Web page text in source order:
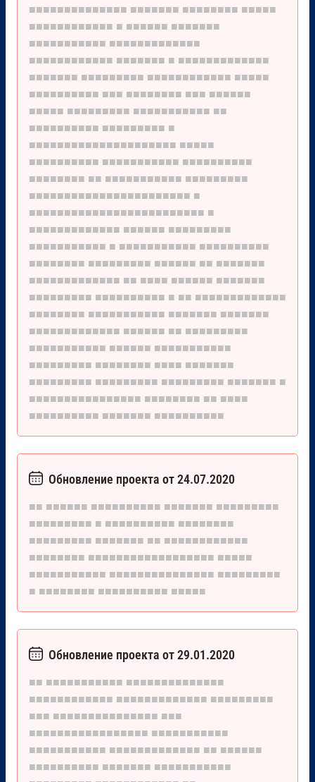
■■■■■■■■■■■■■■ ■■■■■■■ ■■■■■■■■ ■■■■■
■■■■■■■■■■■■ ■ ■■■■■■ ■■■■■■■
■■■■■■■■■■■ ■■■■■■■■■■■■■
■■■■■■■■■■■■ ■■■■■■■ ■ ■■■■■■■■■■■■■
■■■■■■■ ■■■■■■■■■ ■■■■■■■■■■■■ ■■■■■
■■■■■■■■■■ ■■■ ■■■■■■■■ ■■■ ■■■■■■
■■■■■ ■■■■■■■■■ ■■■■■■■■■■■ ■■
■■■■■■■■■■ ■■■■■■■■■ ■
■■■■■■■■■■■■■■■■■■■■■ ■■■■■
■■■■■■■■■■ ■■■■■■■■■■■ ■■■■■■■■■■
■■■■■■■■ ■■ ■■■■■■■■■■■ ■■■■■■■■■
■■■■■■■■■■■■■■■■■■■■■■■ ■
■■■■■■■■■■■■■■■■■■■■■■■■■ ■
■■■■■■■■■■■■■ ■■■■■■ ■■■■■■■■■
■■■■■■■■■■■ ■ ■■■■■■■■■■■ ■■■■■■■■■■
■■■■■■■■ ■■■■■■■■■ ■■■■■■ ■■ ■■■■■■■
■■■■■■■■■■■■■ ■■ ■■■■ ■■■■■■ ■■■■■■■
■■■■■■■■■ ■■■■■■■■■■ ■ ■■ ■■■■■■■■■■■■■
■■■■■■■■ ■■■■■■■■■■■ ■■■■■■■ ■■■■■■■
■■■■■■■■■■■■■ ■■■■■■ ■■ ■■■■■■■■■
■■■■■■■■■■■ ■■■■■■ ■■■■■■■■■■■
■■■■■■■■■ ■■■■■■■■ ■■■■ ■■■■■■■
■■■■■■■■■ ■■■■■■■■■ ■■■■■■■■■ ■■■■■■■ ■
■■■■■■■■■■■■■■■■ ■■■■■■■■ ■■ ■■■■
■■■■■■■■■■ ■■■■■■■ ■■■■■■■■■■
Обновление проекта от 24.07.2020
■■ ■■■■■■ ■■■■■■■■■■ ■■■■■■■ ■■■■■■■■■
■■■■■■■■■ ■ ■■■■■■■■■■ ■■■■■■■■
■■■■■■■■■ ■■■■■■■ ■■ ■■■■■■■■■■■■
■■■■■■■■ ■■■■■■■■■■■■■■■■■■ ■■■■■
■■■■■■■■■■■ ■■■■■■■■■■■■■■■ ■■■■■■■■■
■ ■■■■■■■■ ■■■■■■■■■■ ■■■■■
Обновление проекта от 29.01.2020
■■ ■■■■■■■■■■■ ■■■■■■■■■■■■■■
■■■■■■■■■■■■ ■■■■■■■■■■■■■ ■■■■■■■■■
■■■ ■■■■■■■■■■■■■■■ ■■■
■■■■■■■■■■■■■■■■■ ■■■■■■■■■■■
■■■■■■■■■■■ ■■■■■■■■■■■■■ ■■ ■■■■■■
■■■■■■■■■■ ■■■■■■■ ■■■■■■■■■■■